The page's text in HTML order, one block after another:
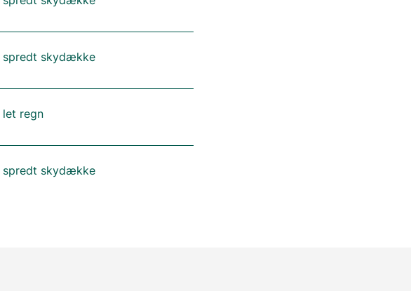
spredt skydække
let regn
spredt skydække